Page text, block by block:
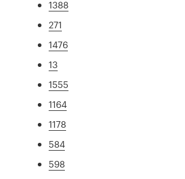
1388
271
1476
13
1555
1164
1178
584
598